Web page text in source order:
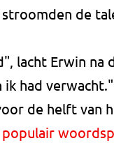
de
lacht Erwin na
had
de helft van